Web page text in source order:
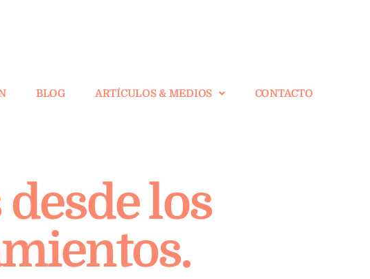
BLOG ARTÍCULOS & MEDIOS CONTACTO
los